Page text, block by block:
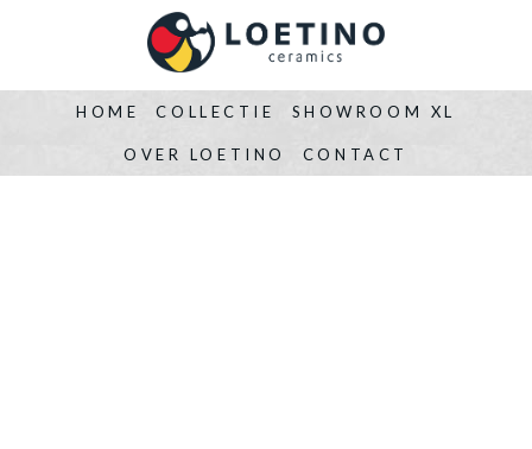
HOME COLLECTIE SHOWROOM XL
OVER LOETINO CONTACT